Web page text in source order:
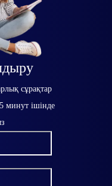
сұрақтар
минут ішінде